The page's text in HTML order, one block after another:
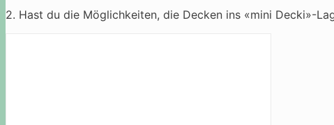
2. Hast du die Möglichkeiten, die Decken ins «mini Decki»-